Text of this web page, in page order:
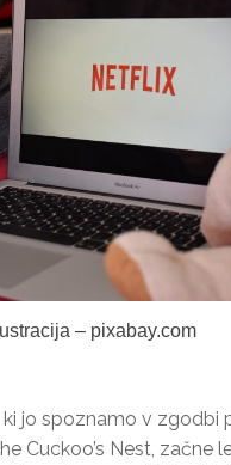
– pixabay.com
ki jo spoznamo v zgodbi
Cuckoo’s Nest, začne